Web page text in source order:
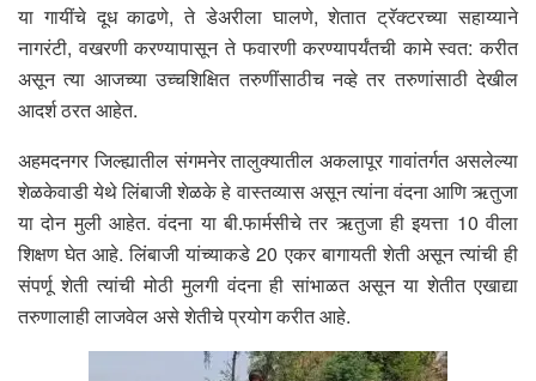
या गायींचे दूध काढणे, ते डेअरीला घालणे, शेतात ट्रॅक्टरच्या सहाय्याने
नागरंटी, वखरणी करण्यापासून ते फवारणी करण्यापर्यंतची कामे स्वत: करीत
असून त्या आजच्या उच्चशिक्षित तरुणींसाठीच नव्हे तर तरुणांसाठी देखील
आदर्श ठरत आहेत.
अहमदनगर जिल्ह्यातील संगमनेर तालुक्यातील अकलापूर गावांतर्गत असलेल्या
शेळकेवाडी येथे लिंबाजी शेळके हे वास्तव्यास असून त्यांना वंदना आणि ऋतुजा
या दोन मुली आहेत. वंदना या बी.फार्मसीचे तर ऋतुजा ही इयत्ता 10 वीला
शिक्षण घेत आहे. लिंबाजी यांच्याकडे 20 एकर बागायती शेती असून त्यांची ही
संपर्णू शेती त्यांची मोठी मुलगी वंदना ही सांभाळत असून या शेतीत एखाद्या
तरुणालाही लाजवेल असे शेतीचे प्रयोग करीत आहे.